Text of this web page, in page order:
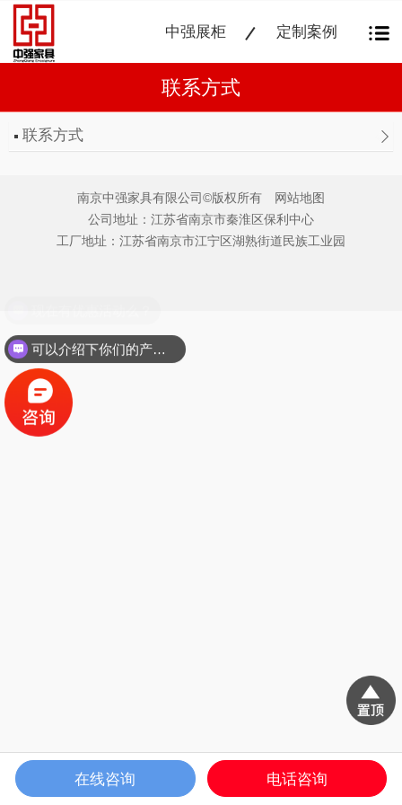
中强展柜 定制案例
联系方式
联系方式
南京中强家具有限公司©版权所有
网站地图
公司地址：江苏省南京市秦淮区保利中心
工厂地址：江苏省南京市江宁区湖熟街道民族工业园
电话咨询 展柜案例 服务支持 网站首页
可以介绍下你们的产品么？
在线咨询 电话咨询